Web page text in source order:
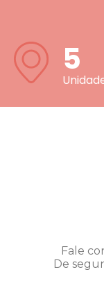
5
Fale
De